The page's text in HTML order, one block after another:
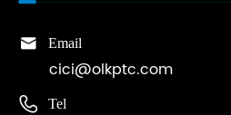
 Email
cici@olkptc.com
 Tel